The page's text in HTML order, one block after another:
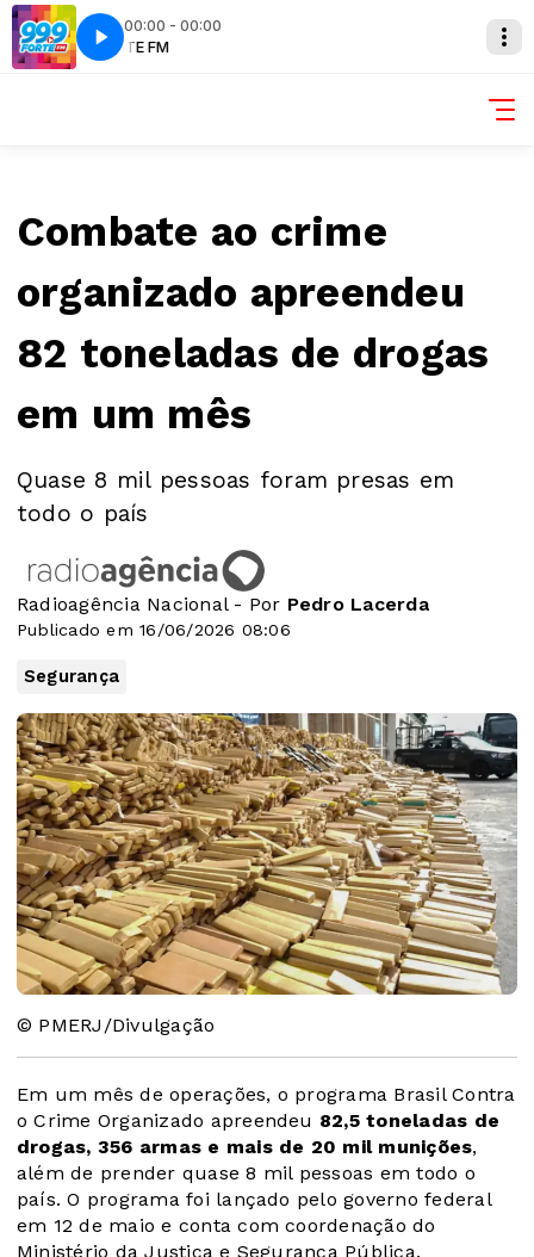
00:00 - 00:00
FORTE FM
Combate ao crime
organizado apreendeu
82 toneladas de drogas
em um mês
Quase 8 mil pessoas foram presas em
todo o país
Radioagência Nacional - Por Pedro Lacerda
Publicado em 16/06/2026 08:06
Segurança
© PMERJ/Divulgação
Em um mês de operações, o programa Brasil Contra
o Crime Organizado apreendeu 82,5 toneladas de
drogas, 356 armas e mais de 20 mil munições,
além de prender quase 8 mil pessoas em todo o
país. O programa foi lançado pelo governo federal
em 12 de maio e conta com coordenação do
Ministério da Justiça e Segurança Pública.